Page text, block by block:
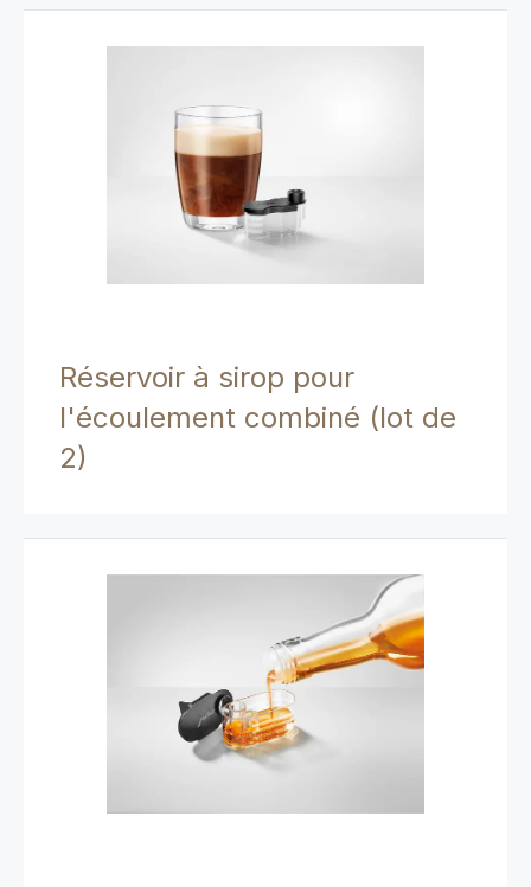
Réservoir à sirop pour
l'écoulement combiné (lot de
2)